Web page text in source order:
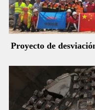
Proyecto de